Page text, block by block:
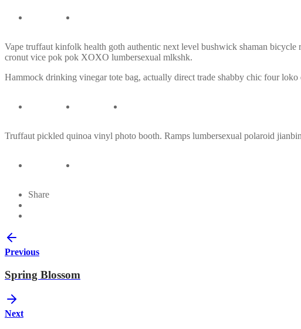
Vape truffaut kinfolk health goth authentic next level bushwick shaman
cronut vice pok pok XOXO lumbersexual mlkshk.
Hammock drinking vinegar tote bag, actually direct trade shabby chic four
Truffaut pickled quinoa vinyl photo booth. Ramps lumbersexual polaroid
Share
Previous
Spring Blossom
Next